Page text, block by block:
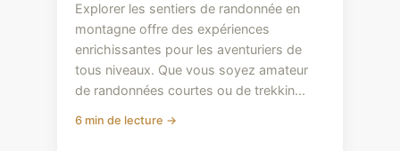
Explorer les sentiers de randonnée en
montagne offre des expériences
enrichissantes pour les aventuriers de
tous niveaux. Que vous soyez amateur
de randonnées courtes ou de trekkin...
6 min de lecture →